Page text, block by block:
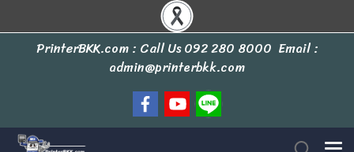
PrinterBKK.com : Call Us092 280 8000 Email :
admin@printerbkk.com